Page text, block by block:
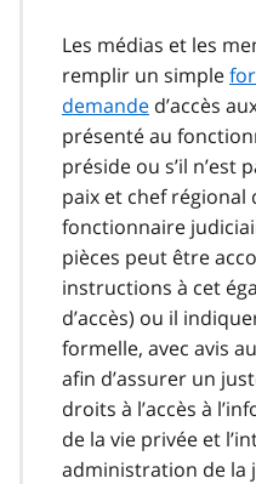
Les médias et les
remplir un simple
demande d’accès
présenté au
préside ou s’il n’est
paix et chef régional
fonctionnaire
pièces peut être
instructions à cet
d’accès) ou il
formelle, avec avis
afin d’assurer un
droits à l’accès à
de la vie privée et
administration de la